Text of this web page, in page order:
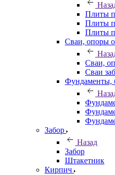
Плиты
Плиты
Плиты
Сваи, опоры
Сваи,
Сваи
Фундаменты,
Забор
Назад
Забор
Штакетник
Кирпич